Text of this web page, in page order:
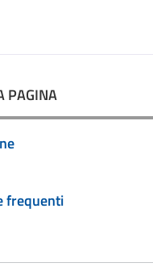
PAGINA
frequenti